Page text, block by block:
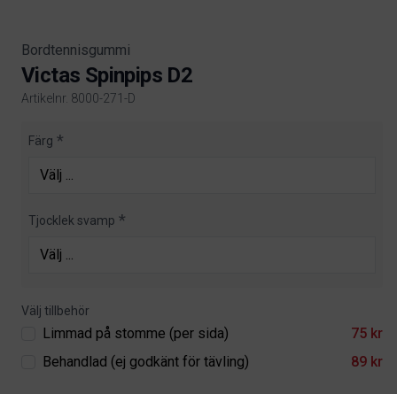
Bordtennisgummi
Victas Spinpips D2
Artikelnr. 8000-271-D
Färg
Tjocklek svamp
Välj tillbehör
Limmad på stomme (per sida)
75 kr
Behandlad (ej godkänt för tävling)
89 kr